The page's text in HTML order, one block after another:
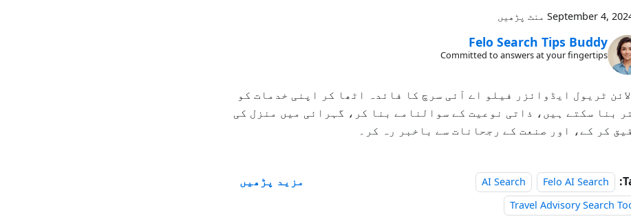
September 4,
Felo Search Tips Buddy
Committed to answers at your fingertips
ٹریول ایڈوائزر فیلو اے آئی سرچ کا فائدہ اٹھا کر اپنی خدمات کو
بنا سکتے ہیں، ذاتی نوعیت کے سوالنامے بنا کر، گہرائی میں منزل کی
کر کے، اور صنعت کے رجحانات سے باخبر رہ کر۔
Felo AI Search
AI Search
Travel Advisory Search
مزید پڑھیں